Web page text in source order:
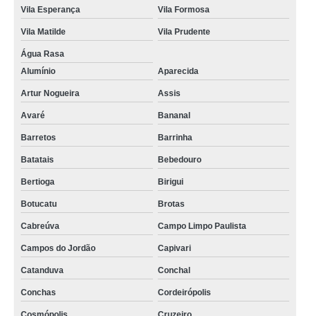
Vila Esperança Vila Formosa
Vila Matilde Vila Prudente
Água Rasa
Alumínio
Aparecida
Artur Nogueira Assis
Avaré Bananal
Barretos Barrinha
Batatais Bebedouro
Bertioga Birigui
Botucatu Brotas
Cabreúva Campo Limpo Paulista
Campos do Jordão Capivari
Catanduva Conchal
Conchas Cordeirópolis